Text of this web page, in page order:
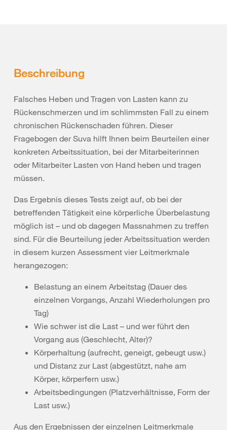
Beschreibung
Falsches Heben und Tragen von Lasten kann zu
Rückenschmerzen und im schlimmsten Fall zu einem
chronischen Rückenschaden führen. Dieser
Fragebogen der Suva hilft Ihnen beim Beurteilen einer
konkreten Arbeitssituation, bei der Mitarbeiterinnen
oder Mitarbeiter Lasten von Hand heben und tragen
müssen.
Das Ergebnis dieses Tests zeigt auf, ob bei der
betreffenden Tätigkeit eine körperliche Überbelastung
möglich ist – und ob dagegen Massnahmen zu treffen
sind. Für die Beurteilung jeder Arbeitssituation werden
in diesem kurzen Assessment vier Leitmerkmale
herangezogen:
Belastung an einem Arbeitstag (Dauer des
einzelnen Vorgangs, Anzahl Wiederholungen pro
Tag)
Wie schwer ist die Last – und wer führt den
Vorgang aus (Geschlecht, Alter)?
Körperhaltung (aufrecht, geneigt, gebeugt usw.)
und Distanz zur Last (abgestützt, nahe am
Körper, körperfern usw.)
Arbeitsbedingungen (Platzverhältnisse, Form der
Last usw.)
Aus den Ergebnissen der einzelnen Leitmerkmale